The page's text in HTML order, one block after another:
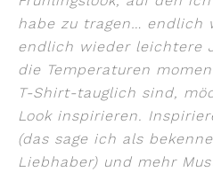
habe zu tragen… endlich
endlich wieder leichtere
die Temperaturen
T-Shirt-tauglich sind,
Look inspirieren.
(das sage ich als
Liebhaber) und mehr